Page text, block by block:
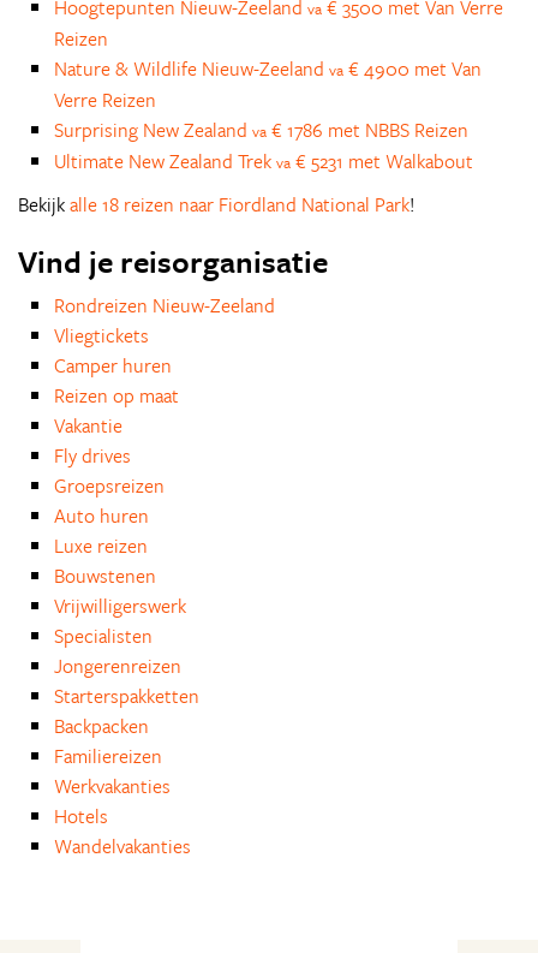
Hoogtepunten Nieuw-Zeeland va € 3500 met Van Verre
Reizen
Nature & Wildlife Nieuw-Zeeland va € 4900 met Van
Verre Reizen
Surprising New Zealand va € 1786 met NBBS Reizen
Ultimate New Zealand Trek va € 5231 met Walkabout
Bekijkalle 18 reizen naar Fiordland National Park!
Vind je reisorganisatie
Rondreizen Nieuw-Zeeland
Vliegtickets
Camper huren
Reizen op maat
Vakantie
Fly drives
Groepsreizen
Auto huren
Luxe reizen
Bouwstenen
Vrijwilligerswerk
Specialisten
Jongerenreizen
Starterspakketten
Backpacken
Familiereizen
Werkvakanties
Hotels
Wandelvakanties